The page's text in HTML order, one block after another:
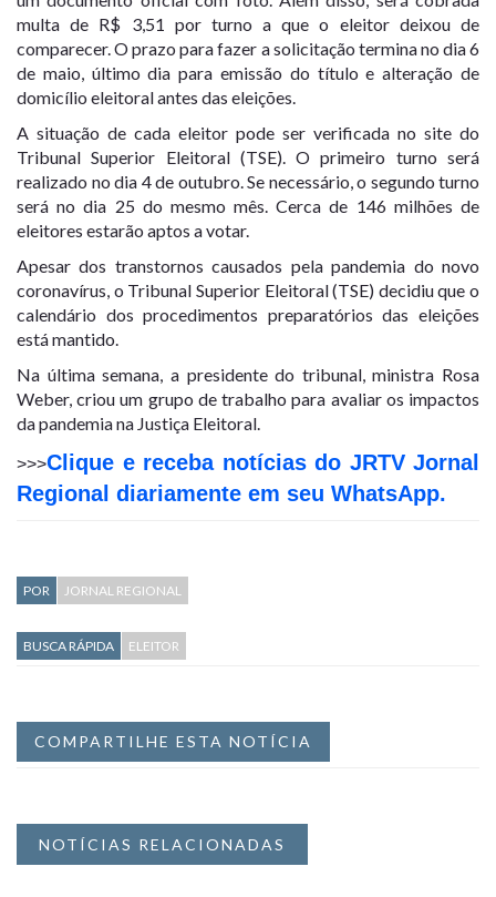
multa de R$ 3,51 por turno a que o eleitor deixou de
comparecer. O prazo para fazer a solicitação termina no dia 6
de maio, último dia para emissão do título e alteração de
domicílio eleitoral antes das eleições.
A situação de cada eleitor pode ser verificada no site do
Tribunal Superior Eleitoral (TSE). O primeiro turno será
realizado no dia 4 de outubro. Se necessário, o segundo turno
será no dia 25 do mesmo mês. Cerca de 146 milhões de
eleitores estarão aptos a votar.
Apesar dos transtornos causados pela pandemia do novo
coronavírus, o Tribunal Superior Eleitoral (TSE) decidiu que o
calendário dos procedimentos preparatórios das eleições
está mantido.
Na última semana, a presidente do tribunal, ministra Rosa
Weber, criou um grupo de trabalho para avaliar os impactos
da pandemia na Justiça Eleitoral.
>>>Clique e receba notícias do JRTV Jornal
Regional diariamente em seu WhatsApp.
POR JORNAL REGIONAL
BUSCA RÁPIDA ELEITOR
COMPARTILHE ESTA NOTÍCIA
NOTÍCIAS RELACIONADAS